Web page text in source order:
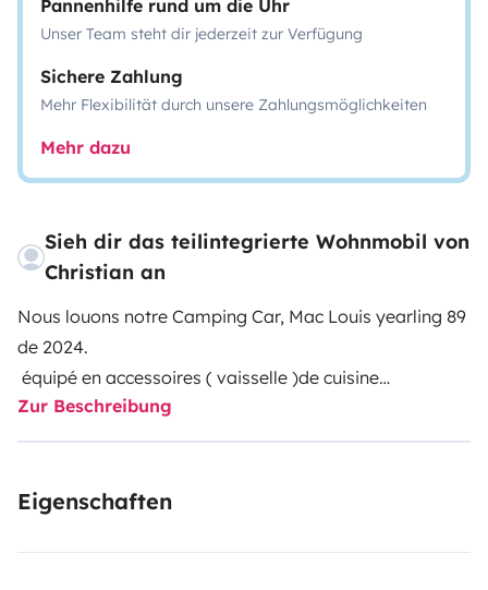
Pannenhilfe rund um die Uhr
Unser Team steht dir jederzeit zur Verfügung
Sichere Zahlung
Mehr Flexibilität durch unsere Zahlungsmöglichkeiten
Mehr dazu
Sieh dir das teilintegrierte Wohnmobil von
Christian an
Nous louons notre Camping Car, Mac Louis yearling 89
de 2024.
équipé en accessoires ( vaisselle )de cuisine
Une chambre, comprenant un lit central équipée d’une
protection de matelas sans draps ni couvertures ainsi
Un lit pavillon électrique, équipé d’une protection de
Zur Beschreibung
Eigenschaften